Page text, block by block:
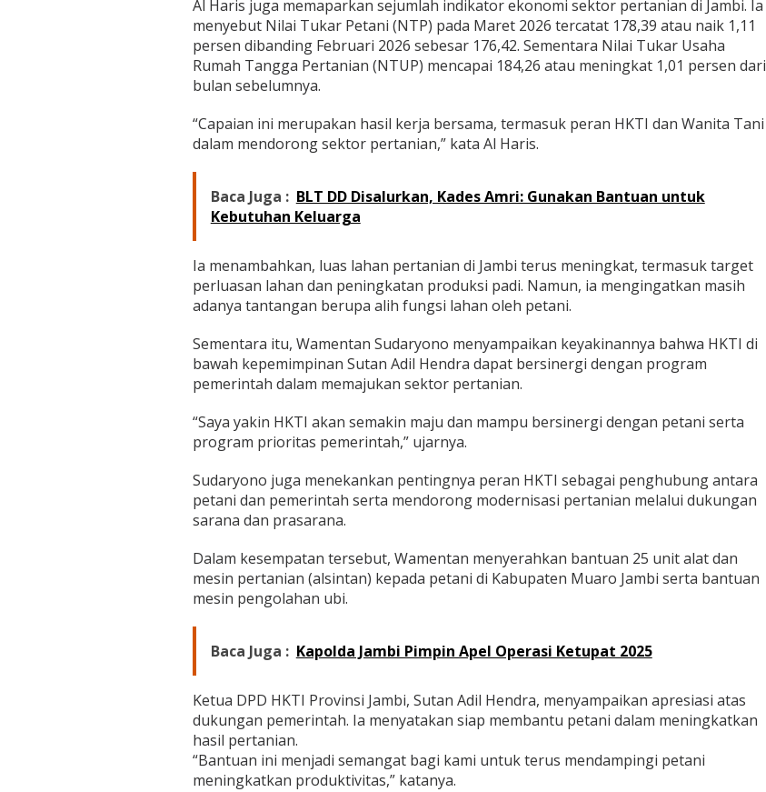
n
s
i
J
b
i
Al Haris juga memaparkan sejumlah indikator ekonomi sektor pertanian di Jambi. Ia
menyebut Nilai Tukar Petani (NTP) pada Maret 2026 tercatat 178,39 atau naik 1,11
persen dibanding Februari 2026 sebesar 176,42. Sementara Nilai Tukar Usaha
Rumah Tangga Pertanian (NTUP) mencapai 184,26 atau meningkat 1,01 persen dari
bulan sebelumnya.
“Capaian ini merupakan hasil kerja bersama, termasuk peran HKTI dan Wanita Tani
dalam mendorong sektor pertanian,” kata Al Haris.
Baca Juga : BLT DD Disalurkan, Kades Amri: Gunakan Bantuan untuk
Kebutuhan Keluarga
Ia menambahkan, luas lahan pertanian di Jambi terus meningkat, termasuk target
perluasan lahan dan peningkatan produksi padi. Namun, ia mengingatkan masih
adanya tantangan berupa alih fungsi lahan oleh petani.
Sementara itu, Wamentan Sudaryono menyampaikan keyakinannya bahwa HKTI di
bawah kepemimpinan Sutan Adil Hendra dapat bersinergi dengan program
pemerintah dalam memajukan sektor pertanian.
“Saya yakin HKTI akan semakin maju dan mampu bersinergi dengan petani serta
program prioritas pemerintah,” ujarnya.
Sudaryono juga menekankan pentingnya peran HKTI sebagai penghubung antara
petani dan pemerintah serta mendorong modernisasi pertanian melalui dukungan
sarana dan prasarana.
Dalam kesempatan tersebut, Wamentan menyerahkan bantuan 25 unit alat dan
mesin pertanian (alsintan) kepada petani di Kabupaten Muaro Jambi serta bantuan
mesin pengolahan ubi.
Baca Juga : Kapolda Jambi Pimpin Apel Operasi Ketupat 2025
Ketua DPD HKTI Provinsi Jambi, Sutan Adil Hendra, menyampaikan apresiasi atas
dukungan pemerintah. Ia menyatakan siap membantu petani dalam meningkatkan
hasil pertanian.
“Bantuan ini menjadi semangat bagi kami untuk terus mendampingi petani
meningkatkan produktivitas,” katanya.